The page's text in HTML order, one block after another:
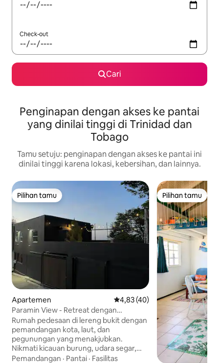
Check-out
Cari
Penginapan dengan akses ke pantai
yang dinilai tinggi di Trinidad dan
Tobago
Tamu setuju: penginapan dengan akses ke pantai ini
dinilai tinggi karena lokasi, kebersihan, dan lainnya.
Pilihan tamu
Pilihan tamu
Apartemen Nilai rata-rata 4,83 dari 5, 40
4,83 (40)
Paramin View - Retreat dengan
Pemandangan Laut dan Gunung
Rumah pedesaan di lereng bukit dengan
pemandangan kota, laut, dan
pegunungan yang menakjubkan.
Nikmati kicauan burung, udara segar,
dan suasana alam yang damai. Ini bukan
Pemandangan · Pantai · Fasilitas
Pilihan tamu
Pilihan tamu